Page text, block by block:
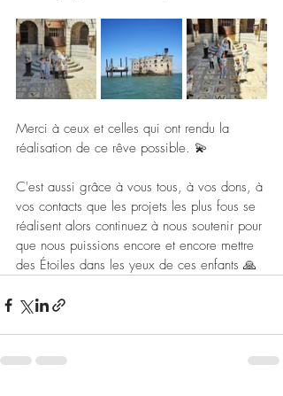
Merci à ceux et celles qui ont rendu la
réalisation de ce rêve possible. 💫
C'est aussi grâce à vous tous, à vos dons, à
vos contacts que les projets les plus fous se
réalisent alors continuez à nous soutenir pour
que nous puissions encore et encore mettre
des Étoiles dans les yeux de ces enfants 🙏